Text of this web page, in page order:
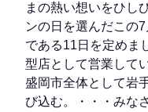
まの熱い想いをひし
ンの日を選んだこの
である11日を定めま
型店として営業して
盛岡市全体として岩
び込む。・・・みな